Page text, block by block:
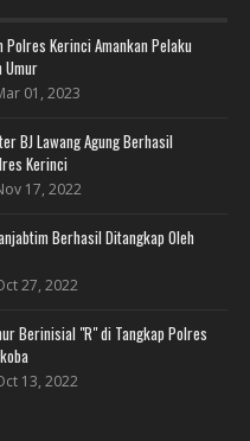
Kerinci Amankan Pelaku
Umur
01, 2023
BJ Lawang Agung Berhasil
Kerinci
17, 2022
Berhasil Ditangkap Oleh
27, 2022
Berinisial "R" di Tangkap Polres
13, 2022